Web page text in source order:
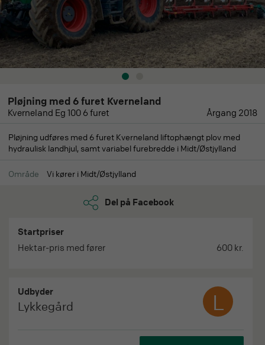
Pløjning med 6 furet Kverneland
Kverneland Eg 100 6 furet Årgang 2018
Pløjning udføres med 6 furet Kverneland liftophængt plov med
hydraulisk landhjul, samt variabel furebredde i Midt/Østjylland
Område Vi kører i Midt/Østjylland
Del på Facebook
Startpriser
Hektar-pris med fører
600 kr.
Udbyder
Lykkegård L